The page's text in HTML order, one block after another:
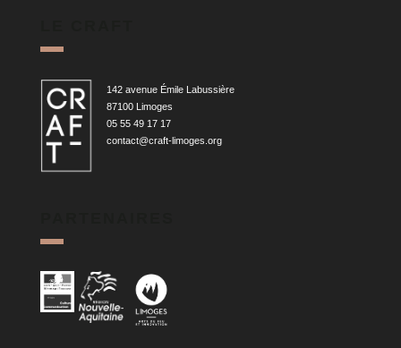
142 avenue Émile Labussière
87100 Limoges
05 55 49 17 17
contact@craft-limoges.org